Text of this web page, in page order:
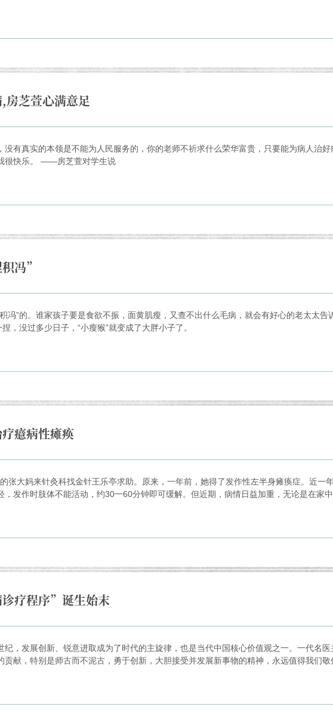
房芝萱心满意足
没有真实的本领是不能为人民服务的，你的老师不祈求什么荣华富贵，只要能为病人治
很快乐。 ——房芝萱对学生说
冯”
冯”的。谁家孩子要是食欲不振，面黄肌瘦，又查不出什么毛病，就会有好心的老太太告
，没过多少日子，“小瘦猴”就变成了大胖小子了。
癔病性瘫痪
张大妈来针灸科找金针王乐亭求助。原来，一年前，她得了发作性左半身瘫痪症。近一
，发作时肢体不能活动，约30一60分钟即可缓解。但近期，病情日益加重，无论是在家
诊疗程序”诞生始末
纪，发展创新、锐意进取成为了时代的主旋律，也是当代中国核心价值观之一。一代名
贡献，特别是师古而不泥古，勇于创新，大胆接受并发展新事物的精神，永远值得我们